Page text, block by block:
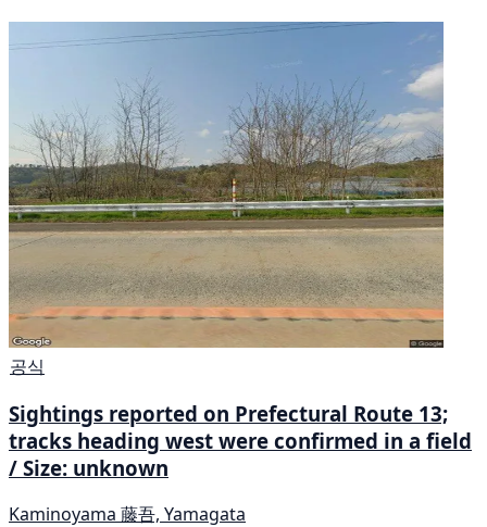
공식
Sightings reported on Prefectural Route 13;
tracks heading west were confirmed in a field
/ Size: unknown
Kaminoyama 藤吾, Yamagata